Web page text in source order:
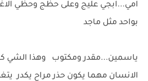
امي...ابجي عليج وعلى حظج وحظي
بواحد مثل ماجد
ياسمين...مقدر ومكتوب وهذا الشي
الانسان مهما يكون حذر مراح يكدر